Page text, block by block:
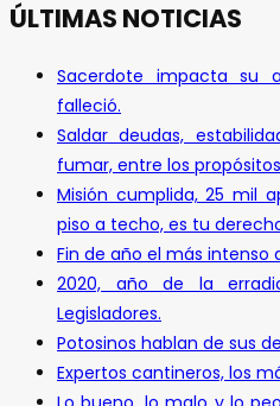
ÚLTIMAS NOTICIAS
Sacerdote impacta su
falleció.
Saldar deudas,
fumar, entre los
Misión cumplida, 25 mil
piso a techo, es tu
Fin de año el más intenso
2020, año de la
Legisladores.
Potosinos hablan de sus
Expertos cantineros, los